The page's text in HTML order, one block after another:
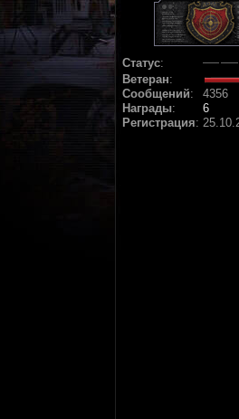
Статус:
Ветеран:
Сообщений:
4356
Награды:
6
Регистрация: